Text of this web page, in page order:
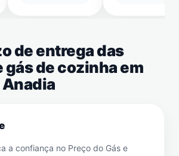
de entrega das
gás de cozinha em
a confiança no Preço do Gás e